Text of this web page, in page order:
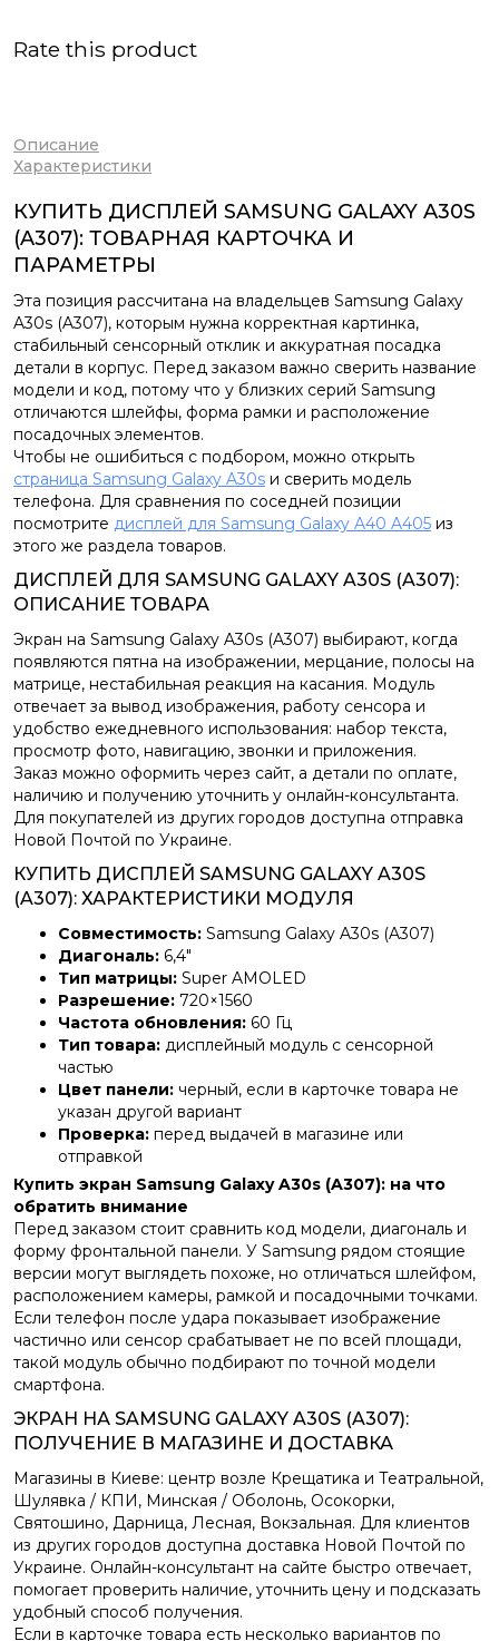
Rate this product
Описание
Характеристики
КУПИТЬ ДИСПЛЕЙ SAMSUNG GALAXY A30S
(A307): ТОВАРНАЯ КАРТОЧКА И
ПАРАМЕТРЫ
Эта позиция рассчитана на владельцев Samsung Galaxy
A30s (A307), которым нужна корректная картинка,
стабильный сенсорный отклик и аккуратная посадка
детали в корпус. Перед заказом важно сверить название
модели и код, потому что у близких серий Samsung
отличаются шлейфы, форма рамки и расположение
посадочных элементов.
Чтобы не ошибиться с подбором, можно открыть
страница Samsung Galaxy A30s и сверить модель
телефона. Для сравнения по соседней позиции
посмотрите дисплей для Samsung Galaxy A40 A405 из
этого же раздела товаров.
ДИСПЛЕЙ ДЛЯ SAMSUNG GALAXY A30S (A307):
ОПИСАНИЕ ТОВАРА
Экран на Samsung Galaxy A30s (A307) выбирают, когда
появляются пятна на изображении, мерцание, полосы на
матрице, нестабильная реакция на касания. Модуль
отвечает за вывод изображения, работу сенсора и
удобство ежедневного использования: набор текста,
просмотр фото, навигацию, звонки и приложения.
Заказ можно оформить через сайт, а детали по оплате,
наличию и получению уточнить у онлайн-консультанта.
Для покупателей из других городов доступна отправка
Новой Почтой по Украине.
КУПИТЬ ДИСПЛЕЙ SAMSUNG GALAXY A30S
(A307): ХАРАКТЕРИСТИКИ МОДУЛЯ
Совместимость: Samsung Galaxy A30s (A307)
Диагональ: 6,4″
Тип матрицы: Super AMOLED
Разрешение: 720×1560
Частота обновления: 60 Гц
Тип товара: дисплейный модуль с сенсорной
частью
Цвет панели: черный, если в карточке товара не
указан другой вариант
Проверка: перед выдачей в магазине или
отправкой
Купить экран Samsung Galaxy A30s (A307): на что
обратить внимание
Перед заказом стоит сравнить код модели, диагональ и
форму фронтальной панели. У Samsung рядом стоящие
версии могут выглядеть похоже, но отличаться шлейфом,
расположением камеры, рамкой и посадочными точками.
Если телефон после удара показывает изображение
частично или сенсор срабатывает не по всей площади,
такой модуль обычно подбирают по точной модели
смартфона.
ЭКРАН НА SAMSUNG GALAXY A30S (A307):
ПОЛУЧЕНИЕ В МАГАЗИНЕ И ДОСТАВКА
Магазины в Киеве: центр возле Крещатика и Театральной,
Шулявка / КПИ, Минская / Оболонь, Осокорки,
Святошино, Дарница, Лесная, Вокзальная. Для клиентов
из других городов доступна доставка Новой Почтой по
Украине. Онлайн-консультант на сайте быстро отвечает,
помогает проверить наличие, уточнить цену и подсказать
удобный способ получения.
Если в карточке товара есть несколько вариантов по